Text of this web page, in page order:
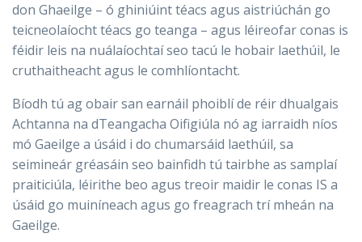
don Ghaeilge – ó ghiniúint téacs agus aistriúchán go
teicneolaíocht téacs go teanga – agus léireofar conas is
féidir leis na nuálaíochtaí seo tacú le hobair laethúil, le
cruthaitheacht agus le comhlíontacht.
Bíodh tú ag obair san earnáil phoiblí de réir dhualgais
Achtanna na dTeangacha Oifigiúla nó ag iarraidh níos
mó Gaeilge a úsáid i do chumarsáid laethúil, sa
seimineár gréasáin seo bainfidh tú tairbhe as samplaí
praiticiúla, léirithe beo agus treoir maidir le conas IS a
úsáid go muiníneach agus go freagrach trí mheán na
Gaeilge.